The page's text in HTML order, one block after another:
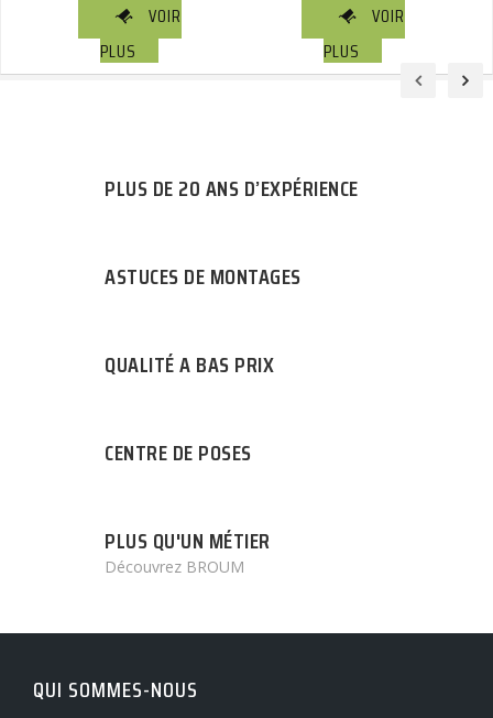
VOIR
PLUS
VOIR
PLUS
PLUS DE 20 ANS D’EXPÉRIENCE
ASTUCES DE MONTAGES
QUALITÉ A BAS PRIX
CENTRE DE POSES
PLUS QU'UN MÉTIER
Découvrez BROUM
QUI SOMMES-NOUS